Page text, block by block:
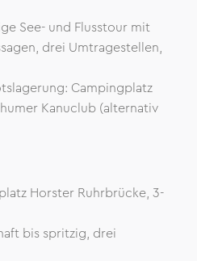
See- und Flusstour mit
drei Umtragestellen,
Campingplatz
Kanuclub (alternativ
Horster Ruhrbrücke, 3-
bis spritzig, drei